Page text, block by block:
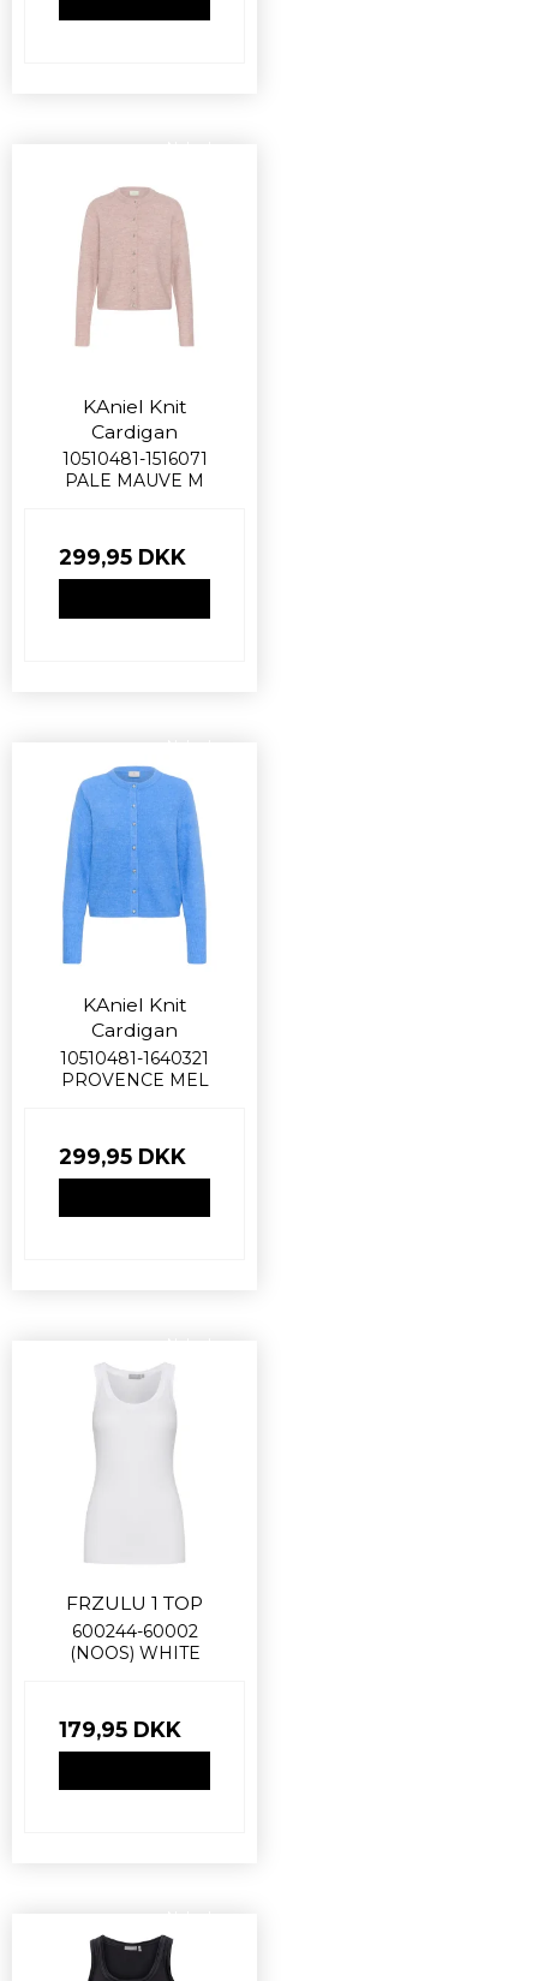
KAniel Knit
Cardigan
10510481-1516071
PALE MAUVE M
299,95 DKK
KAniel Knit
Cardigan
10510481-1640321
PROVENCE MEL
299,95 DKK
FRZULU 1 TOP
600244-60002
(NOOS) WHITE
179,95 DKK